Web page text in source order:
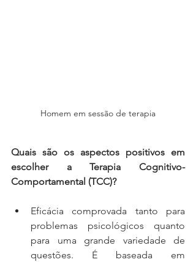
Homem em sessão de terapia
Quais são os aspectos positivos em
escolher a Terapia Cognitivo-
Comportamental (TCC)?
Eficácia comprovada tanto para
problemas psicológicos quanto
para uma grande variedade de
questões. É baseada em